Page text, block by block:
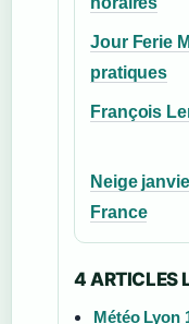
Jour Ferie
pratiques
François
Neige
France
4 ARTICLES
Météo Lyon